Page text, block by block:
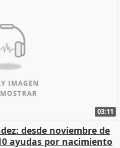
03:11
desde noviembre de
ayudas por nacimiento